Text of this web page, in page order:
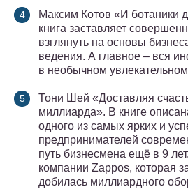
Максим Котов «И ботаники
книга заставляет
взглянуть на основы
ведения. А главное – вся
в необычном
Тони Шей «Доставляя
миллиарда». В книге
одного из самых ярких и
предпринимателей
путь бизнесмена ещё в 9
компании Zappos, которая
добилась миллиардного